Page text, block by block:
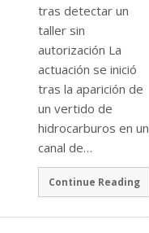
tras detectar un
taller sin
autorización La
actuación se inició
tras la aparición de
un vertido de
hidrocarburos en un
canal de…
Continue Reading